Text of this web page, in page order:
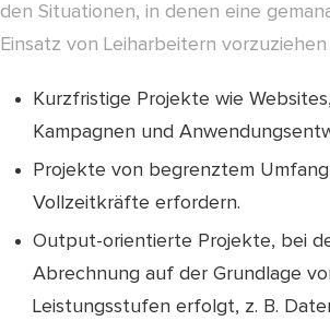
den Situationen, in denen eine
Einsatz von Leiharbeitern
Kurzfristige Projekte wie
Kampagnen und
Projekte von begrenztem
Vollzeitkräfte erfordern.
Output-orientierte Projekte, bei
Abrechnung auf der Grundlage
Leistungsstufen erfolgt, z. B.